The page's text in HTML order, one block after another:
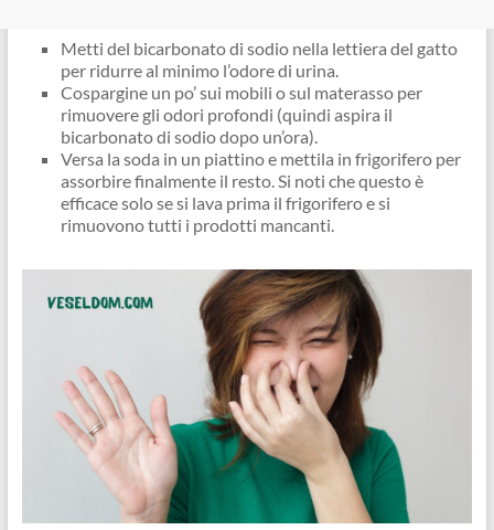
Metti del bicarbonato di sodio nella lettiera del gatto
per ridurre al minimo l’odore di urina.
Cospargine un po’ sui mobili o sul materasso per
rimuovere gli odori profondi (quindi aspira il
bicarbonato di sodio dopo un’ora).
Versa la soda in un piattino e mettila in frigorifero per
assorbire finalmente il resto. Si noti che questo è
efficace solo se si lava prima il frigorifero e si
rimuovono tutti i prodotti mancanti.